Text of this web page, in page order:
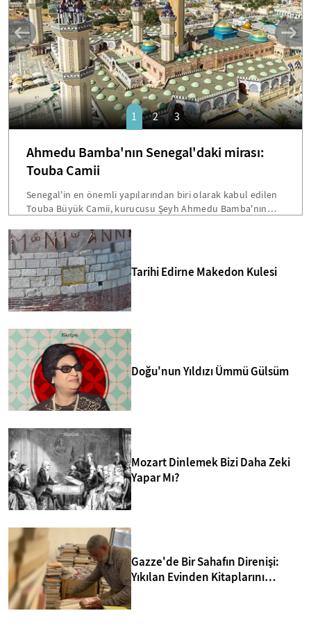
Ahmedu Bamba'nın Senegal'daki mirası:
Touba Camii
Senegal'in en önemli yapılarından biri olarak kabul edilen
Touba Büyük Camii, kurucusu Şeyh Ahmedu Bamba'nın
bulunan bu devasa yapı, hem mimarisi hem de Senegal
toplumu için taşıdığı sembolik önemle öne çıkmakta.
Bamba'nın "Beni cami inşaatından fazla hiçbir şey
ilgilendirmiyor" sözleri, Touba'yı ülkenin en etkileyici dini
merkezlerinden biri yapmakta.
1 2 3
Tarihi Edirne Makedon Kulesi
Doğu'nun Yıldızı Ümmü Gülsüm
Mozart Dinlemek Bizi Daha Zeki
Yapar Mı?
Gazze'de Bir Sahafın Direnişi:
Yıkılan Evinden Kitaplarını